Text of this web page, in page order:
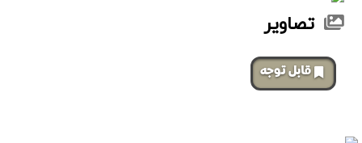
تصاویر
‌قابل توجه